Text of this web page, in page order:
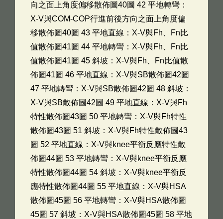
向之面上角度偏移散佈圖40圖 42 平地轉彎：
X-V與COM-COP行進前後方向之面上角度偏
移散佈圖40圖 43 平地直線：X-V與Fh、Fn比
值散佈圖41圖 44 平地轉彎：X-V與Fh、Fn比
值散佈圖41圖 45 斜坡：X-V與Fh、Fn比值散
佈圖41圖 46 平地直線：X-V與SB散佈圖42圖
47 平地轉彎：X-V與SB散佈圖42圖 48 斜坡：
X-V與SB散佈圖42圖 49 平地直線：X-V與Fh
特性散佈圖43圖 50 平地轉彎：X-V與Fh特性
散佈圖43圖 51 斜坡：X-V與Fh特性散佈圖43
圖 52 平地直線：X-V與knee平衡反應特性散
佈圖44圖 53 平地轉彎：X-V與knee平衡反應
特性散佈圖44圖 54 斜坡：X-V與knee平衡反
應特性散佈圖44圖 55 平地直線：X-V與HSA
散佈圖45圖 56 平地轉彎：X-V與HSA散佈圖
45圖 57 斜坡：X-V與HSA散佈圖45圖 58 平地